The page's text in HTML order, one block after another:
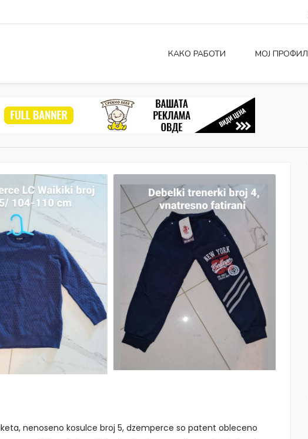
КАКО РАБОТИ МОЈ ПРОФИЛ
nenoseno kosulce broj 5, dzemperce so patent obleceno